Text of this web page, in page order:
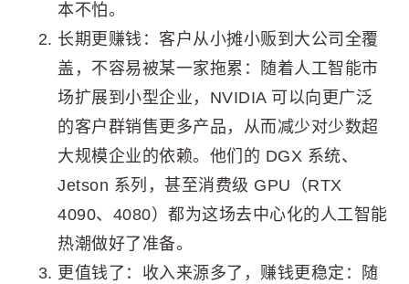
本不怕。
长期更赚钱：客户从小摊小贩到大公司全覆
盖，不容易被某一家拖累：随着人工智能市
场扩展到小型企业，NVIDIA 可以向更广泛
的客户群销售更多产品，从而减少对少数超
大规模企业的依赖。他们的 DGX 系统、
Jetson 系列，甚至消费级 GPU（RTX
4090、4080）都为这场去中心化的人工智能
热潮做好了准备。
更值钱了：收入来源多了，赚钱更稳定：随